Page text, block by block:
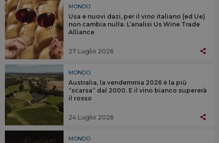
MONDO
Usa e nuovi dazi, per il vino italiano (ed Ue)
non cambia nulla. L’analisi Us Wine Trade
Alliance
27 Luglio 2026
MONDO
Australia, la vendemmia 2026 è la più
“scarsa” dal 2000. E il vino bianco supererà
il rosso
24 Luglio 2026
MONDO